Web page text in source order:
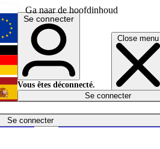
Ga naar de hoofdinhoud
Close menu
Se connecter
Économie
English
Deutsch
Español
Se connecter
Vous êtes déconnecté.
Se connecter